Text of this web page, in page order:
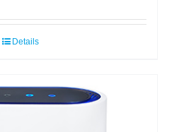
Details